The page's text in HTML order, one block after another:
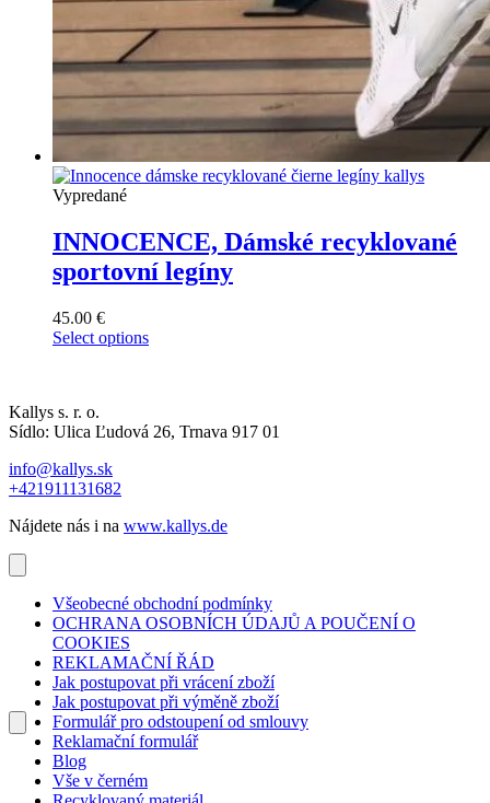
Vypredané
INNOCENCE, Dámské recyklované
sportovní legíny
45.00 €
Select options
Kallys s. r. o.
Sídlo: Ulica Ľudová 26, Trnava 917 01
info@kallys.sk
+421911131682
Nájdete nás i na www.kallys.de
Všeobecné obchodní podmínky
OCHRANA OSOBNÍCH ÚDAJŮ A POUČENÍ O
COOKIES
REKLAMAČNÍ ŘÁD
Jak postupovat při vrácení zboží
Jak postupovat při výměně zboží
Formulář pro odstoupení od smlouvy
Reklamační formulář
Blog
Vše v černém